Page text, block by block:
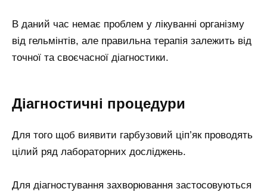
В даний час немає проблем у лікуванні організму
від гельмінтів, але правильна терапія залежить від
точної та своєчасної діагностики.
Діагностичні процедури
Для того щоб виявити гарбузовий ціп’як проводять
цілий ряд лабораторних досліджень.
Для діагностування захворювання застосовуються